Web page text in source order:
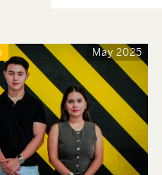
May 2025